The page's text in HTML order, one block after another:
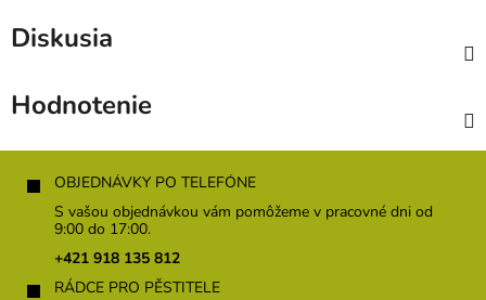
Diskusia
Hodnotenie
OBJEDNÁVKY PO TELEFÓNE
S vašou objednávkou vám pomôžeme v pracovné dni od
9:00 do 17:00.
+421 918 135 812
RÁDCE PRO PĚSTITELE